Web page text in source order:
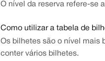
O nível da reserva refere-se
Como utilizar a tabela de
Os bilhetes são o nível mais
conter vários bilhetes.